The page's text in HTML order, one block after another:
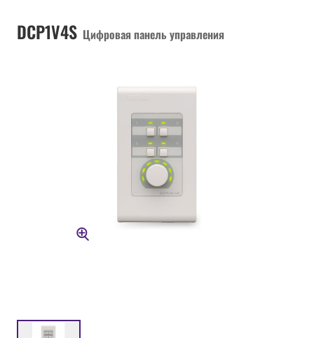
DCP1V4S Цифровая панель управления